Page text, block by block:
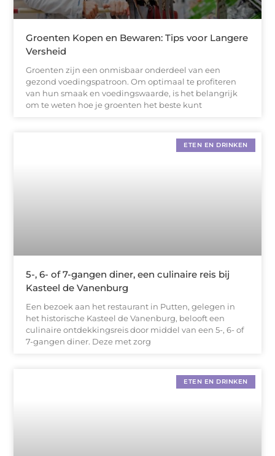
Groenten Kopen en Bewaren: Tips voor Langere
Versheid
Groenten zijn een onmisbaar onderdeel van een
gezond voedingspatroon. Om optimaal te profiteren
van hun smaak en voedingswaarde, is het belangrijk
om te weten hoe je groenten het beste kunt
ETEN EN DRINKEN
5-, 6- of 7-gangen diner, een culinaire reis bij
Kasteel de Vanenburg
Een bezoek aan het restaurant in Putten, gelegen in
het historische Kasteel de Vanenburg, belooft een
culinaire ontdekkingsreis door middel van een 5-, 6- of
7-gangen diner. Deze met zorg
ETEN EN DRINKEN